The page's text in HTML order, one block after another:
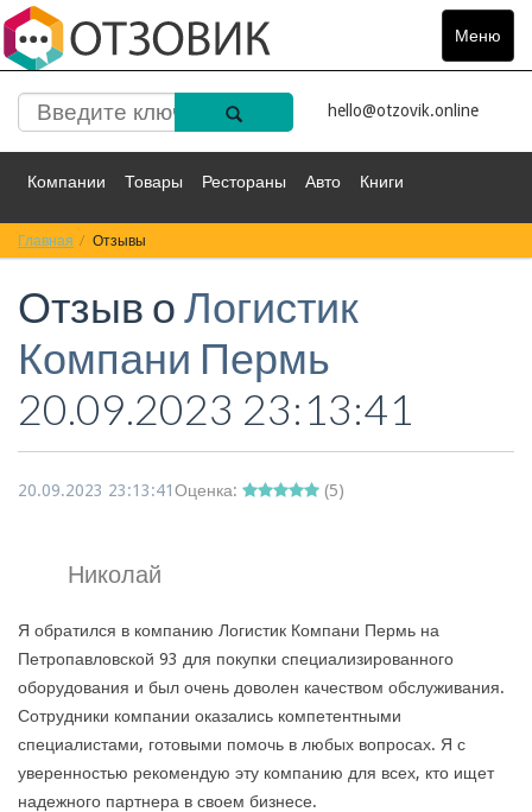
Меню
Toggle
hello@otzovik.online
Компании Товары Рестораны Авто Книги
Спорт Фильмы
Красота Здоровье Остальное
Главная Отзывы
Отзыв оЛогистик
Компани Пермь
20.09.2023 23:13:41
20.09.2023 23:13:41Оценка: (5)
Николай
Я обратился в компанию Логистик Компани Пермь на
Петропавловской 93 для покупки специализированного
оборудования и был очень доволен качеством обслуживания.
Сотрудники компании оказались компетентными
специалистами, готовыми помочь в любых вопросах. Я с
уверенностью рекомендую эту компанию для всех, кто ищет
надежного партнера в своем бизнесе.